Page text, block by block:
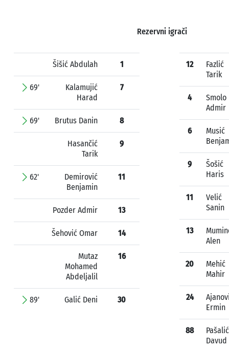
Rezervni igrači
Šišić Abdulah 1
69'
Kalamujić
Harad
7
69' Brutus Danin 8
Hasančić
Tarik
9
62'
Demirović
Benjamin
11
Pozder Admir 13
Šehović Omar 14
Mutaz
Mohamed
Abdeljalil
16
89' Galić Deni 30
12
Fazlić
Tarik
4
Smolo
Admir
6
Musić
9
Šošić
Haris
11
Velić
Sanin
13
Alen
20
Mehić
Mahir
24
Ermin
88
Pašalić
Davud